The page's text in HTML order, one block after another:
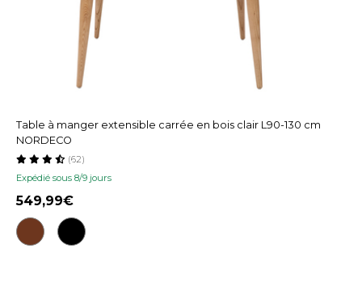
Table à manger extensible carrée en bois clair L90-130 cm
NORDECO
Expédié sous 8/9 jours
(62)
549,99